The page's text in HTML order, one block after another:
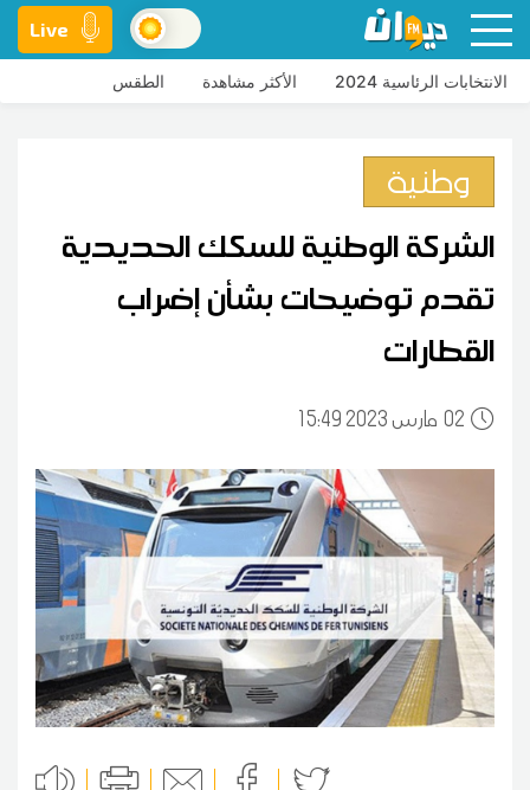
Live
الانتخابات الرئاسية 2024 الأكثر مشاهدة الطقس
وطنية
الشركة الوطنية للسكك الحديدية
تقدم توضيحات بشأن إضراب
القطارات
02 15:49 2023 مارس